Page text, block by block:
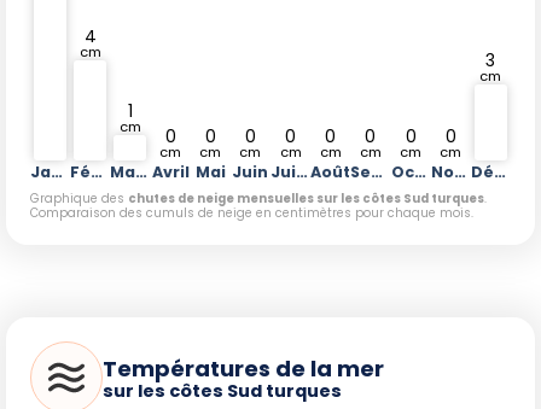
Janvier Février
4
cm
Mars
1
cm
Avril
0
cm
Mai
0
cm
Juin
0
cm
Juillet
0
cm
Août
0
cm
Septembre
0
cm
Octobre
0
cm
Novembre
0
cm
Décembre
3
cm
Graphique des chutes de neige mensuelles sur les côtes Sud turques
Comparaison des cumuls de neige en centimètres pour chaque mois.
Températures de la mer
sur les côtes Sud turques